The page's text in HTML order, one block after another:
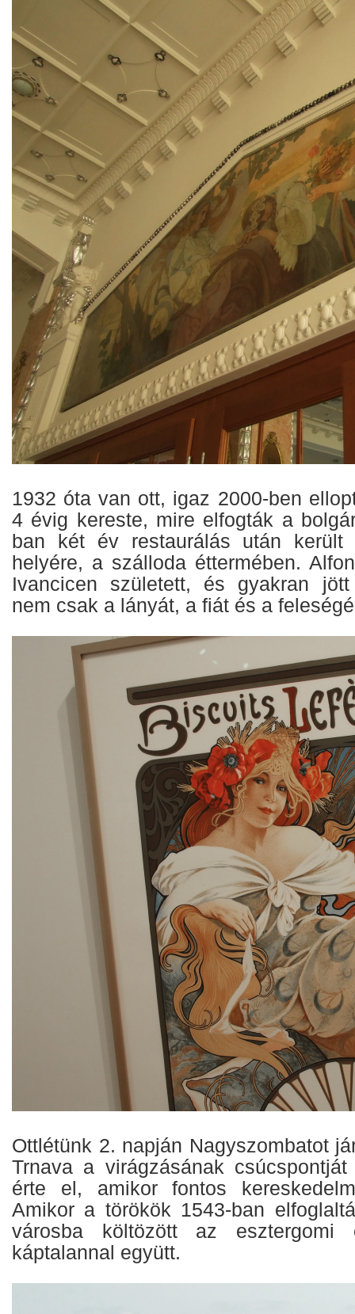
1932 óta van ott, igaz 2000-ben
4 évig kereste, mire elfogták a
ban két év restaurálás után került
helyére, a szálloda éttermében.
Ivancicen született, és gyakran
nem csak a lányát, a fiát és a
Ottlétünk 2. napján Nagyszombatot
Trnava a virágzásának
érte el, amikor fontos
Amikor a törökök 1543-ban
városba költözött az
káptalannal együtt.